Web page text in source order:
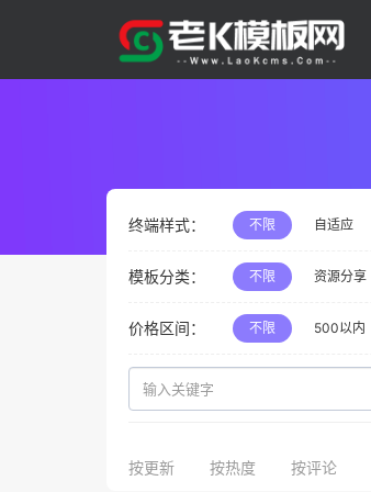
终端样式： 不限 自适应
模板分类： 不限 资源分享
价格区间： 不限 500以内
按更新 按热度 按评论